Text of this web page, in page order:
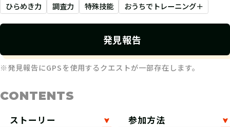
ひらめき力 調査力 特殊技能 おうちでトレーニング＋
発見報告
※発見報告にGPSを使用するクエストが一部存在します。
CONTENTS
ストーリー
参加方法